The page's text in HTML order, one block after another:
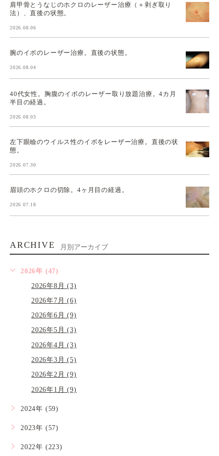
肩甲骨とうなじのホクロのレーザー治療（＋剥ぎ取り
法）、直後の状態。
2026.08.06
腕のイボのレーザー治療。直後の状態。
2026.08.04
40代女性。胸腹のイボのレーザー取り放題治療。4カ月
半目の経過。
2026.08.03
左下眼瞼のウイルス性のイボをレーザー治療。直後の状
態。
2026.07.30
眉頭のホクロの切除。4ヶ月目の経過。
2026.07.18
ARCHIVE 月別アーカイブ
2026年 (47)
2026年8月 (3)
2026年7月 (6)
2026年6月 (9)
2026年5月 (3)
2026年4月 (3)
2026年3月 (5)
2026年2月 (9)
2026年1月 (9)
2024年 (59)
2023年 (57)
2022年 (223)